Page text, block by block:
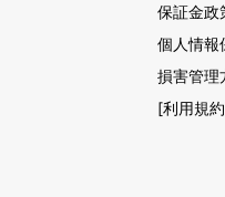
保証金政
個人情報
損害管理
[利用規